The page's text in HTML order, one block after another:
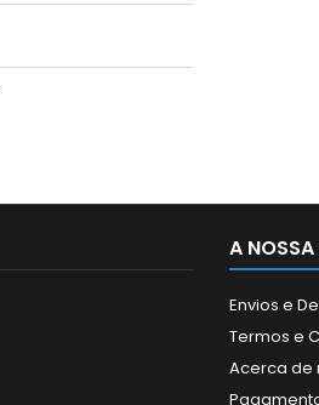
A NOSSA
Envios e
Termos e
Acerca de